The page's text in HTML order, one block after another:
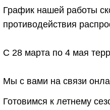
График нашей работы
противодействия
С 28 марта по 4 мая
Мы с вами на связи
Готовимся к летнему